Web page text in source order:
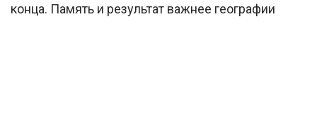
конца. Память и результат важнее географии